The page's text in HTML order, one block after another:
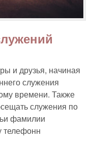
и друзья, начиная
служения
времени. Также
служения по
фамилии
телефонн